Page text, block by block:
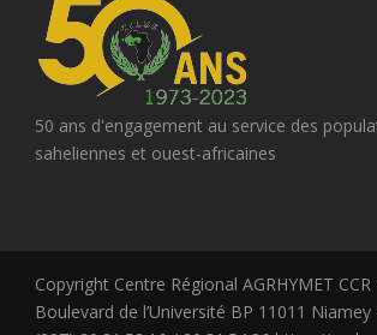
50 ans d'engagement au service des
saheliennes et ouest-africaines
Copyright Centre Régional AGRHYMET CCR
Boulevard de l’Université BP 11011